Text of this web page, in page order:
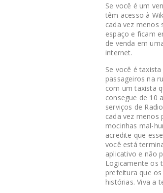
Se você é um
têm acesso à
cada vez menos
espaço e ficam
de venda em
internet.
Se você é
passageiros na
com um taxista
consegue de 10
serviços de
cada vez menos
mocinhas mal-
acredite que
você está
aplicativo e não
Logicamente os
prefeitura que
histórias. Viva a